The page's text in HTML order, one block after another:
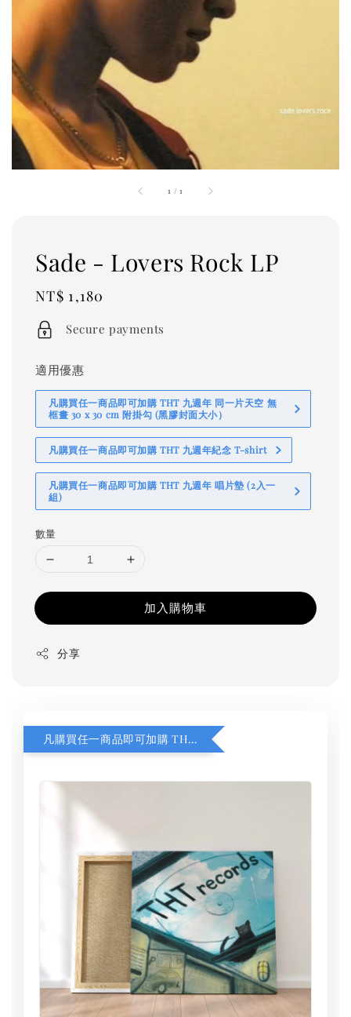
1 /1
Sade - Lovers Rock LP
Regular
price
NT$ 1,180
Secure payments
適用優惠
凡購買任一商品即可加購 THT 九週年 同一片天空 無
框畫 30 x 30 cm 附掛勾 (黑膠封面大小）
凡購買任一商品即可加購 THT 九週年紀念 T-shirt
凡購買任一商品即可加購 THT 九週年 唱片墊 (2入一
組)
數量
加入購物車
分享
凡購買任一商品即可加購 THT 九週年 同一片天空 無框畫 30 x 30 cm 附掛勾 (黑膠封面大小）